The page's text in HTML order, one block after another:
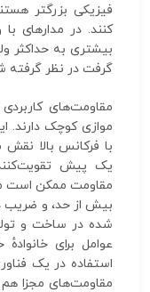
فیزیکی بزرگتر
کنند. در مدارهای
بیشتری به حداکثر
گرفت در نظر گرفته
مقاومت‌های
موازی کوچک دارند.
با فرکانس بالا نقش
یک پیش
مقاومت ممکن است
بیش از حد، و ضریب
شده در ساخت و
عوامل برای
استفاده در یک
مقاومت‌های مجزا هم